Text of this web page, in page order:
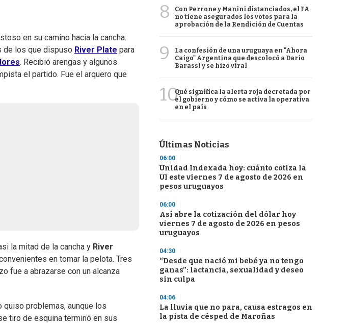
en su camino hacia la cancha.
de los que dispuso River Plate para
. Recibió arengas y algunos
el partido. Fue el arquero que
la mitad de la cancha y River
en tomar la pelota. Tres
fue a abrazarse con un alcanza
quiso problemas, aunque los
tiro de esquina terminó en sus
8
Con Perrone y Manini distanciados, el FA
no tiene asegurados los votos para la
aprobación de la Rendición de Cuentas
9
La confesión de una uruguaya en "Ahora
Caigo" Argentina que descolocó a Darío
Barassi y se hizo viral
10Qué significa la alerta roja decretada por
el gobierno y cómo se activa la operativa
en el país
Últimas Noticias
06:00
Unidad Indexada hoy: cuánto cotiza la
UI este viernes 7 de agosto de 2026 en
pesos uruguayos
06:00
Así abre la cotización del dólar hoy
viernes 7 de agosto de 2026 en pesos
uruguayos
04:30
“Desde que nació mi bebé ya no tengo
ganas”: lactancia, sexualidad y deseo
sin culpa
04:06
La lluvia que no para, causa estragos en
la pista de césped de Maroñas